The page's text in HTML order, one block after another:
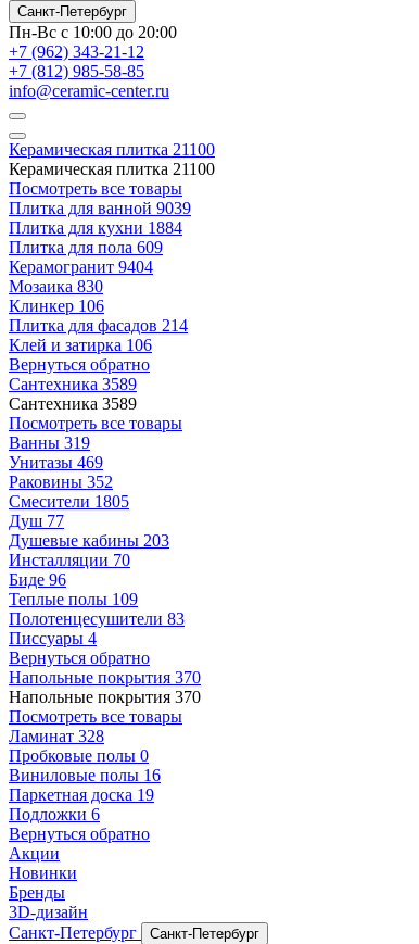
Санкт-Петербург
Пн-Вс с 10:00 до 20:00
+7 (962) 343-21-12
+7 (812) 985-58-85
info@ceramic-center.ru
Керамическая плитка 21100
Керамическая плитка 21100
Посмотреть все товары
Плитка для ванной 9039
Плитка для кухни 1884
Плитка для пола 609
Керамогранит 9404
Мозаика 830
Клинкер 106
Плитка для фасадов 214
Клей и затирка 106
Вернуться обратно
Сантехника 3589
Сантехника 3589
Посмотреть все товары
Ванны 319
Унитазы 469
Раковины 352
Смесители 1805
Душ 77
Душевые кабины 203
Инсталляции 70
Биде 96
Теплые полы 109
Полотенцесушители 83
Писсуары 4
Вернуться обратно
Напольные покрытия 370
Напольные покрытия 370
Посмотреть все товары
Ламинат 328
Пробковые полы 0
Виниловые полы 16
Паркетная доска 19
Подложки 6
Вернуться обратно
Акции
Новинки
Бренды
3D-дизайн
Санкт-Петербург
Санкт-Петербург